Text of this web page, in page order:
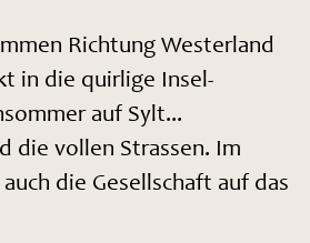
Richtung Westerland
in die quirlige Insel-
auf Sylt...
die vollen Strassen. Im
die Gesellschaft auf das